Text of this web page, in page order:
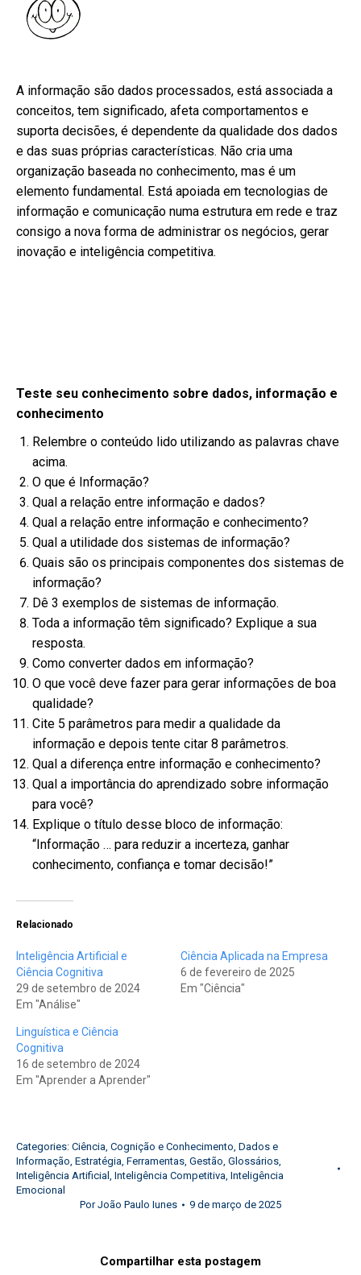
A informação são dados processados, está associada a
conceitos, tem significado, afeta comportamentos e
suporta decisões, é dependente da qualidade dos dados
e das suas próprias características. Não cria uma
organização baseada no conhecimento, mas é um
elemento fundamental. Está apoiada em tecnologias de
informação e comunicação numa estrutura em rede e traz
consigo a nova forma de administrar os negócios, gerar
inovação e inteligência competitiva.
Teste seu conhecimento sobre dados, informação e
conhecimento
Relembre o conteúdo lido utilizando as palavras chave
acima.
O que é Informação?
Qual a relação entre informação e dados?
Qual a relação entre informação e conhecimento?
Qual a utilidade dos sistemas de informação?
Quais são os principais componentes dos sistemas de
informação?
Dê 3 exemplos de sistemas de informação.
Toda a informação têm significado? Explique a sua
resposta.
Como converter dados em informação?
O que você deve fazer para gerar informações de boa
qualidade?
Cite 5 parâmetros para medir a qualidade da
informação e depois tente citar 8 parâmetros.
Qual a diferença entre informação e conhecimento?
Qual a importância do aprendizado sobre informação
para você?
Explique o título desse bloco de informação:
“Informação … para reduzir a incerteza, ganhar
conhecimento, confiança e tomar decisão!”
Relacionado
Inteligência Artificial e
Ciência Cognitiva
29 de setembro de 2024
Em "Análise"
Ciência Aplicada na Empresa
6 de fevereiro de 2025
Em "Ciência"
Linguística e Ciência
Cognitiva
16 de setembro de 2024
Em "Aprender a Aprender"
Categories: Ciência, Cognição e Conhecimento, Dados e
Informação, Estratégia, Ferramentas, Gestão, Glossários,
Inteligência Artificial , Inteligência Competitiva, Inteligência
Emocional
PorJoão Paulo Iunes 9 de março de 2025
Compartilhar esta postagem